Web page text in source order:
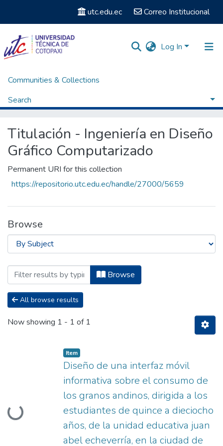
utc.edu.ec Correo Institucional
Log In
Communities & Collections
Search
Home
Titulación - Ingeniería en Diseño Gráfico Computarizado
Browse by Subject
Titulación - Ingeniería en Diseño
Gráfico Computarizado
Permanent URI for this collection
https://repositorio.utc.edu.ec/handle/27000/5659
Browse
Browsing Titulación - Ingeniería en
Browse
All browse results
Now showing 1 - 1 of 1
Loading...
Item
Diseño de una interfaz móvil
informativa sobre el consumo de
los granos andinos, dirigida a los
estudiantes de quince a dieciocho
años, de la unidad educativa juan
abel echeverría, en la ciudad de